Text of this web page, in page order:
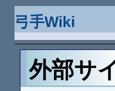
弓手Wiki
外部サ